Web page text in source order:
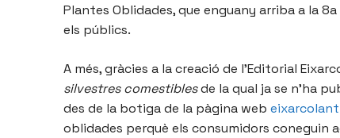
Plantes Oblidades, que enguany arriba a la
els públics.
A més, gràcies a la creació de l’Editorial
silvestres comestiblesde la qual ja se n’ha
des de la botiga de la pàgina web
oblidades perquè els consumidors coneguin